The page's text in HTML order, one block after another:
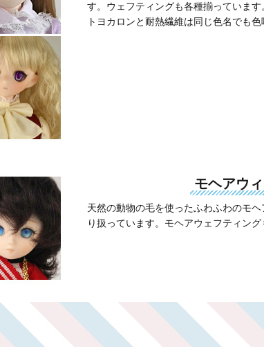
す。ウェフティングも各種揃っています
トヨカロンと耐熱繊維は同じ色名でも色
モヘアウ
天然の動物の毛を使ったふわふわのモ
り扱っています。モヘアウェフティング